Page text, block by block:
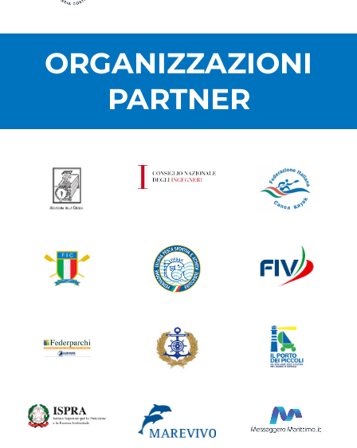
ORGANIZZAZIONI
PARTNER